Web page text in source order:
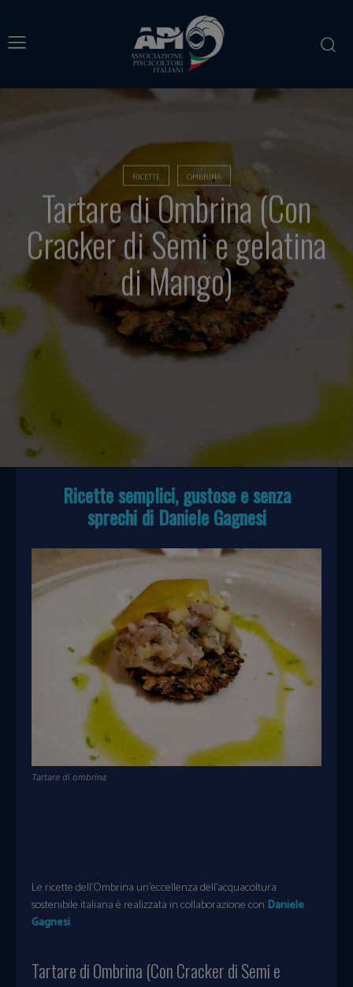
RICETTE OMBRINA
Tartare di Ombrina (Con
Cracker di Semi e gelatina
di Mango)
Ricette semplici, gustose e senza
sprechi di Daniele Gagnesi
Tartare di ombrina
Le ricette dell’Ombrina un’eccellenza dell’acquacoltura
sostenibile italiana è realizzata in collaborazione con Daniele
Gagnesi.
Tartare di Ombrina (Con Cracker di Semi e